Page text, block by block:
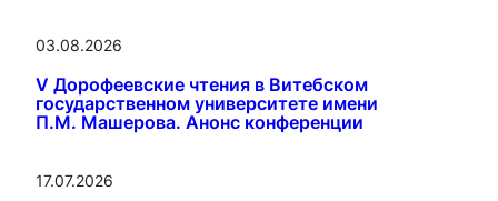
03.08.2026
V Дорофеевские чтения в Витебском
государственном университете имени
П.М. Машерова. Анонс конференции
17.07.2026